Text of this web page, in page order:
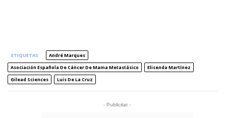
ETIQUETAS
André Marques
Asociación Española De Cáncer De Mama Metastásico
Elisenda Martínez
Gilead Sciences
Luis De La Cruz
- Publicitat -